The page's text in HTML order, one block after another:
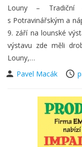
Louny – Tradiční
s Potravinářským a
9. září na lounské
výstavu zde měli
Louny,…
Pavel Macák